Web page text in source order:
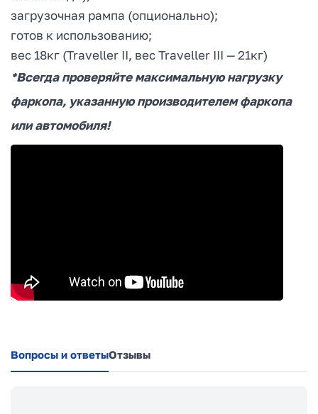
загрузочная рампа (опционально);
готов к использованию;
вес 18кг (Traveller II, вес Traveller III — 21кг)
*Всегда проверяйте максимальную нагрузку
фаркопа, указанную производителем фаркопа
или автомобиля!
Вопросы и ответыОтзывы